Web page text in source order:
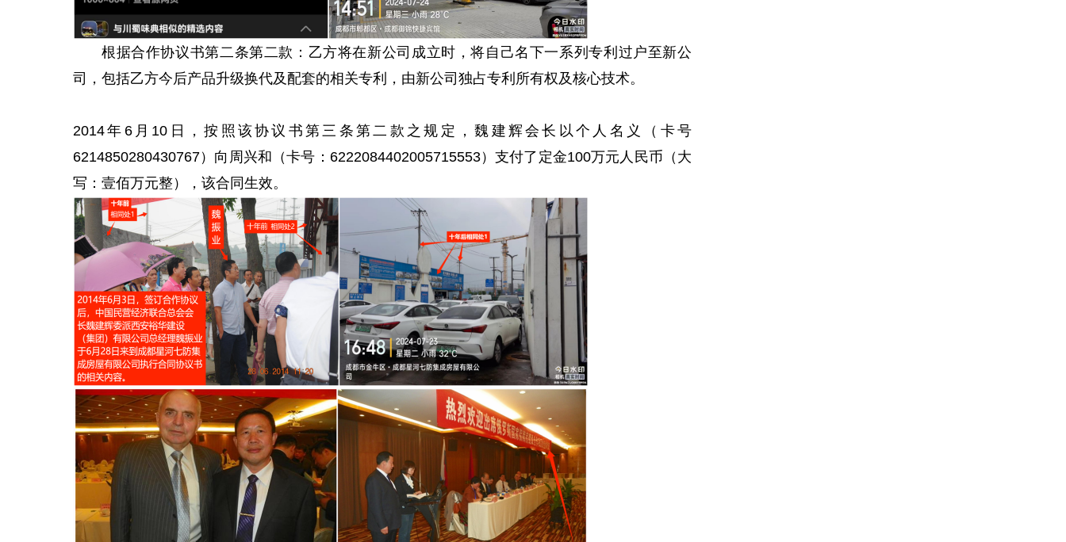
根据合作协议书第二条第二款：乙方将在新公司成立时，将自己名下一系列专利过户至新公
司，包括乙方今后产品升级换代及配套的相关专利，由新公司独占专利所有权及核心技术。
2014年6月10日，按照该协议书第三条第二款之规定，魏建辉会长以个人名义（卡号
6214850280430767）向周兴和（卡号：6222084402005715553）支付了定金100万元人民币（大
写：壹佰万元整），该合同生效。